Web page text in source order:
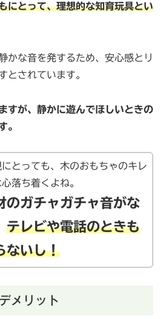
にとって、理想的な知育玩具とい
かな音を発するため、安心感とリ
とされています。
すが、静かに遊んでほしいときの
。
とっても、木のおもちゃのキレ
落ち着くよね。
のガチャガチャ音がな
テレビや電話のときも
ないし！
メリット